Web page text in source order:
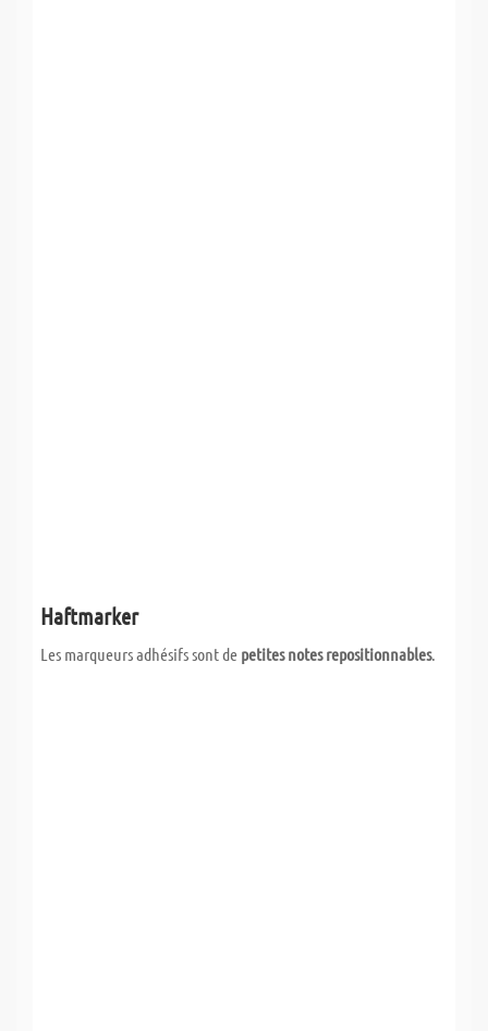
Haftmarker
Les marqueurs adhésifs sont de petites notes repositionnables.